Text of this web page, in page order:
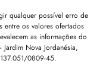
qualquer possível erro de
os valores ofertados
as informações do
Nova Jordanésia,
0809-45.